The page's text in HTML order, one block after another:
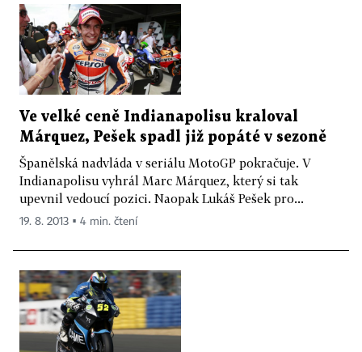
Ve velké ceně Indianapolisu kraloval
Márquez, Pešek spadl již popáté v sezoně
Španělská nadvláda v seriálu MotoGP pokračuje. V
Indianapolisu vyhrál Marc Márquez, který si tak
upevnil vedoucí pozici. Naopak Lukáš Pešek pro...
19. 8. 2013 ▪ 4 min. čtení